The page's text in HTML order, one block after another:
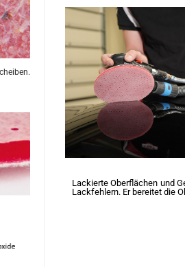
Lackierte Oberflächen und
Lackfehlern. Er bereitet die